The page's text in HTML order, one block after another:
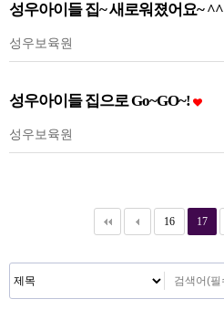
성우아이들 집~ 새로워졌어요~ ^^
성우보육원
성우아이들 집으로 Go~GO~!
성우보육원
16 17